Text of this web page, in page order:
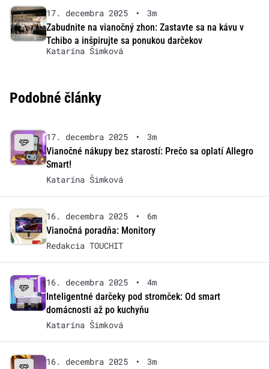
17. decembra 2025 •
3m
Zabudnite na vianočný zhon: Zastavte sa na kávu v
Tchibo a inšpirujte sa ponukou darčekov
Katarína Šimková
Podobné články
17. decembra 2025 •
3m
Vianočné nákupy bez starostí: Prečo sa oplatí Allegro
Smart!
Katarína Šimková
16. decembra 2025 •
6m
Vianočná poradňa: Monitory
Redakcia TOUCHIT
16. decembra 2025 •
4m
Inteligentné darčeky pod stromček: Od smart
domácnosti až po kuchyňu
Katarína Šimková
16. decembra 2025 •
3m